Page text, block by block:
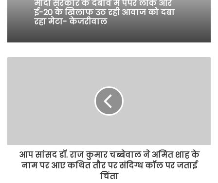
मोदी सरकार के दबाव में पेपर लीक और
ई-20 के खिलाफ उठ रही आवाज को दबा
रहा मेटा- केजरीवाल
आप सांसद डॉ. राज कुमार चब्बेवाल ने अमित शाह के
नाम पर आए कथित तौर पर संदिग्ध कॉल पर जताई
चिंता